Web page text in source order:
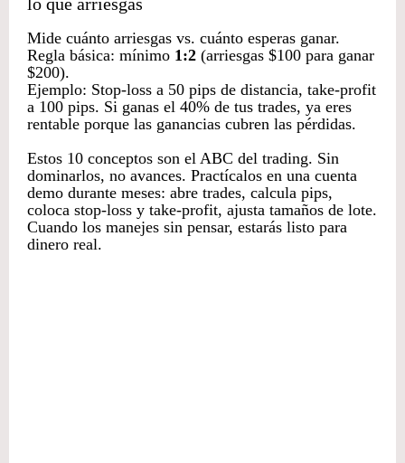
Mide cuánto arriesgas vs. cuánto esperas ganar.
Regla básica: mínimo 1:2 (arriesgas $100 para ganar
$200).
Ejemplo: Stop-loss a 50 pips de distancia, take-profit
a 100 pips. Si ganas el 40% de tus trades, ya eres
rentable porque las ganancias cubren las pérdidas.
Estos 10 conceptos son el ABC del trading. Sin
dominarlos, no avances. Practícalos en una cuenta
demo durante meses: abre trades, calcula pips,
coloca stop-loss y take-profit, ajusta tamaños de lote.
Cuando los manejes sin pensar, estarás listo para
dinero real.